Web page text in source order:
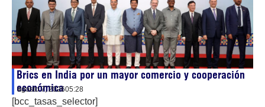
Brics en India por un mayor comercio y cooperación
económica
agosto 7, 202605:28
[bcc_tasas_selector]